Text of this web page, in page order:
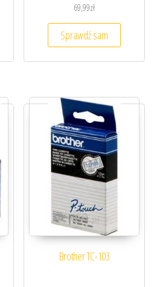
69,99zł
Sprawdź sam
Brother TC-103